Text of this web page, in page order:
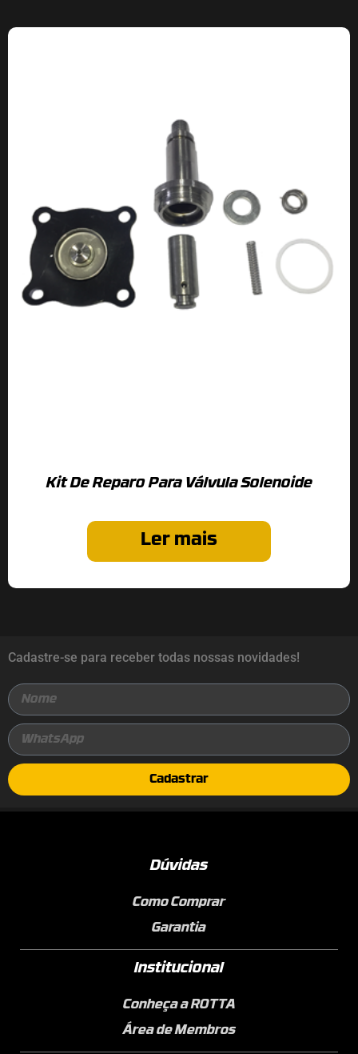
Kit De Reparo Para Válvula Solenoide
Ler mais
Cadastre-se para receber todas nossas novidades!
Cadastrar
Dúvidas
Como Comprar
Garantia
Institucional
Conheça a ROTTA
Área de Membros